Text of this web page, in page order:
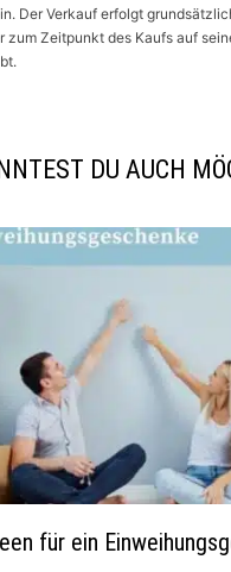
Der Verkauf erfolgt
zum Zeitpunkt des Kaufs auf
DU AUCH
für ein